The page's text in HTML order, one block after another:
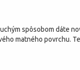
spôsobom dáte
matného povrchu.